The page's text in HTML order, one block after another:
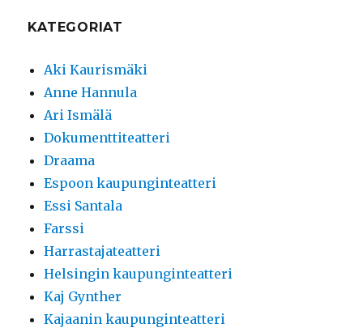
KATEGORIAT
Aki Kaurismäki
Anne Hannula
Ari Ismälä
Dokumenttiteatteri
Draama
Espoon kaupunginteatteri
Essi Santala
Farssi
Harrastajateatteri
Helsingin kaupunginteatteri
Kaj Gynther
Kajaanin kaupunginteatteri